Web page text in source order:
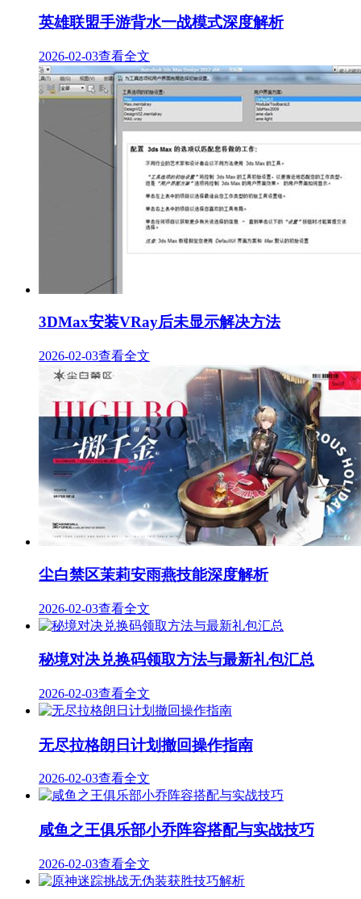
英雄联盟手游背水一战模式深度解析
2026-02-03查看全文
3DMax安装VRay后未显示解决方法
2026-02-03查看全文
尘白禁区茉莉安雨燕技能深度解析
2026-02-03查看全文
秘境对决兑换码领取方法与最新礼包汇总
2026-02-03查看全文
无尽拉格朗日计划撤回操作指南
2026-02-03查看全文
咸鱼之王俱乐部小乔阵容搭配与实战技巧
2026-02-03查看全文